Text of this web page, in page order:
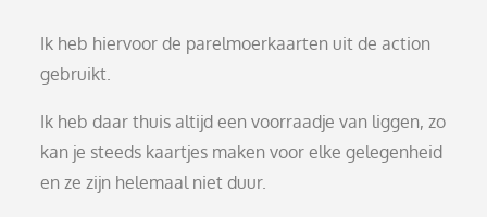
Ik heb hiervoor de parelmoerkaarten uit de action
gebruikt.
Ik heb daar thuis altijd een voorraadje van liggen, zo
kan je steeds kaartjes maken voor elke gelegenheid
en ze zijn helemaal niet duur.